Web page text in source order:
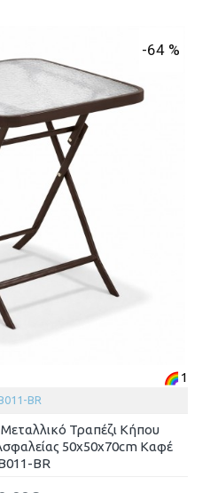
-64 %
1
BR
Τραπέζι Κήπου
50x50x70cm Καφέ
BR